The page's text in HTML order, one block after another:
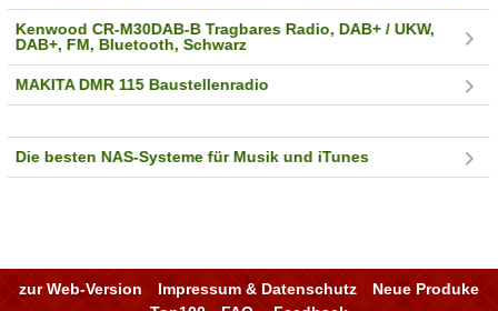
Kenwood CR-M30DAB-B Tragbares Radio, DAB+ / UKW,
DAB+, FM, Bluetooth, Schwarz
MAKITA DMR 115 Baustellenradio
Die besten NAS-Systeme für Musik und iTunes
zur Web-Version Impressum & Datenschutz
Neue Produke